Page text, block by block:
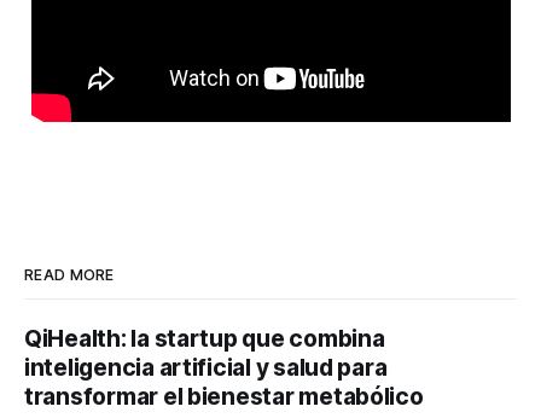
READ MORE
QiHealth: la startup que combina
inteligencia artificial y salud para
transformar el bienestar metabólico